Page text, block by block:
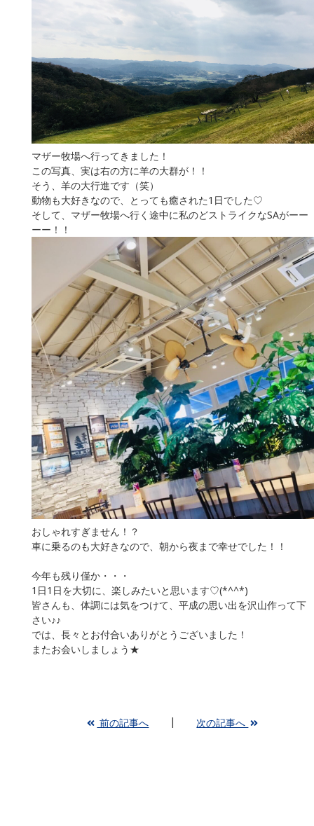
マザー牧場へ行ってきました！
この写真、実は右の方に羊の大群が！！
そう、羊の大行進です（笑）
動物も大好きなので、とっても癒された1日でした♡
そして、マザー牧場へ行く途中に私のどストライクなSAがーー
ーー！！
おしゃれすぎません！？
車に乗るのも大好きなので、朝から夜まで幸せでした！！
今年も残り僅か・・・
1日1日を大切に、楽しみたいと思います♡(*^^*)
皆さんも、体調には気をつけて、平成の思い出を沢山作って下
さい♪♪
では、長々とお付合いありがとうございました！
またお会いしましょう★
前の記事へ 次の記事へ